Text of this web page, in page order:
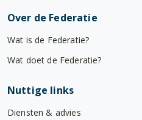
Over de Federatie
Wat is de Federatie?
Wat doet de Federatie?
Nuttige links
Diensten & advies